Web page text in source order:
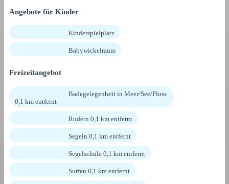
Angebote für Kinder
Kinderspielplatz
Babywickelraum
Freizeitangebot
Badegelegenheit in Meer/See/Fluss
0,1 km entfernt
Rudern 0,1 km entfernt
Segeln 0,1 km entfernt
Segelschule 0,1 km entfernt
Surfen 0,1 km entfernt